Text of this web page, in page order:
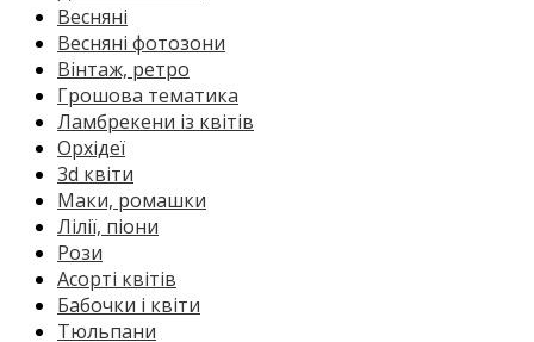
Весняні
Весняні фотозони
Вінтаж, ретро
Грошова тематика
Ламбрекени із квітів
Орхідеї
3d квіти
Маки, ромашки
Лілії, піони
Рози
Асорті квітів
Бабочки і квіти
Тюльпани